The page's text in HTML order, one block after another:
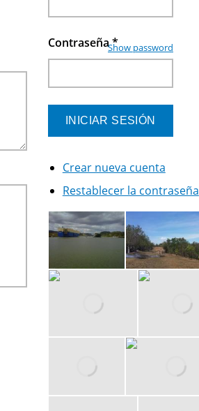
Contraseña*
Show password
Crear nueva cuenta
Restablecer la contraseña